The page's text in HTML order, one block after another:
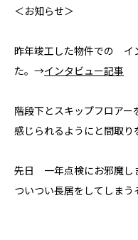
＜お知らせ＞
昨年竣工した物件での イ
た。→インタビュー記事
階段下とスキップフロア
感じられるようにと間取り
先日 一年点検にお邪魔し
ついつい長居をしてしまう